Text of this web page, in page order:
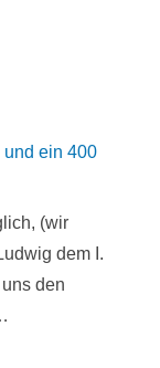
ein 400
(wir
dem I.
den